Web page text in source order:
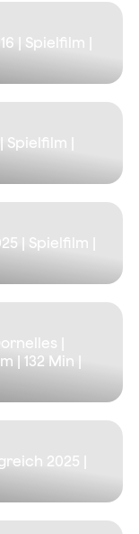
| Spielfilm |
|
| Spielfilm |
|
| 132 Min
2025 |